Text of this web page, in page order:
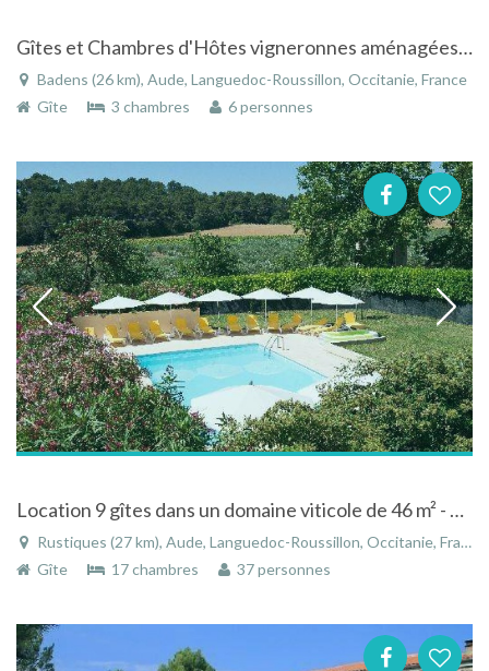
Gîtes et Chambres d'Hôtes vigneronnes aménagées au Domaine Borie Neuve à Badens dans l' Aude - Languedoc-Roussillon
Badens (26 km), Aude, Languedoc-Roussillon, Occitanie, France
Gîte
3 chambres 6 personnes
Location 9 gîtes dans un domaine viticole de 46 m² - 250 m² pour 2 - 10 personnes à Rustiques
Rustiques (27 km), Aude, Languedoc-Roussillon, Occitanie, France
Gîte
17 chambres 37 personnes